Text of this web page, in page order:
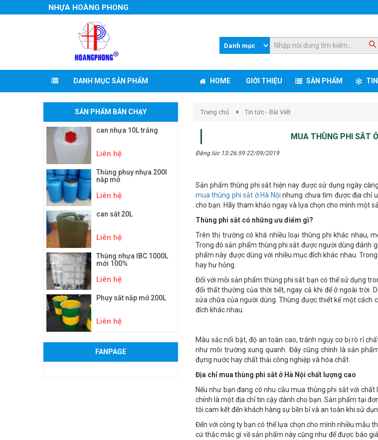
NHỰA HOÀNG PHONG
DANH MỤC SẢN PHẨM HOME GIỚI THIỆU SẢN PHẨM
SẢN PHẨM BÁN CHẠY
can nhựa 10L trắng
Liên hệ
Thùng phuy nhựa 200l
nắp mở
Liên hệ
can sắt 20L
Liên hệ
Thùng nhựa IBC 1000L
mới 100%
Liên hệ
Phuy sắt nắp mở 200L
Liên hệ
FANPAGE
Trang chủ Tin tức - Bài Viết
MUA THÙNG PHI SẮT
Đăng lúc 13:26:59 22/09/2019
Sản phẩm thùng phi sắt hiện nay được sử dụng ngày
mua thùng phi sắt ở Hà Nội nhưng chưa tìm được địa chỉ
cho bạn. Hãy tham khảo ngay và lựa chọn cho mình một
Thùng phi sắt có những ưu điểm gì?
Trên thị trường có khá nhiều loại thùng phi khác nhau,
Trong đó sản phẩm thùng phi sắt được người dùng đánh
phẩm này được dùng với nhiều mục đích khác nhau.
hay hư hỏng.
Đối với mỗi sản phẩm thùng phi sắt bạn có thể sử dụng
đổi thất thường của thời tiết, ngay cả khi để ở ngoài trời.
sửa chữa của người dùng. Thùng được thiết kế một cách
đích khác nhau.
Màu sắc nổi bật, độ an toàn cao, tránh nguy cơ bị rò rỉ
như môi trường xung quanh. Đây cũng chính là sản
đựng nước hay chất thải công nghiệp và hóa chất.
Địa chỉ mua thùng phi sắt ở Hà Nội chất lượng cao
Nếu như bạn đang có nhu cầu mua thùng phi sắt với
chính là một địa chỉ tin cậy dành cho bạn. Sản phẩm tại
tôi cam kết đến khách hàng sự bền bỉ và an toàn khi sử
Đến với công ty bạn có thể lựa chọn cho mình nhiều mẫu
cứ thắc mắc gì về sản phẩm này cũng như để được báo